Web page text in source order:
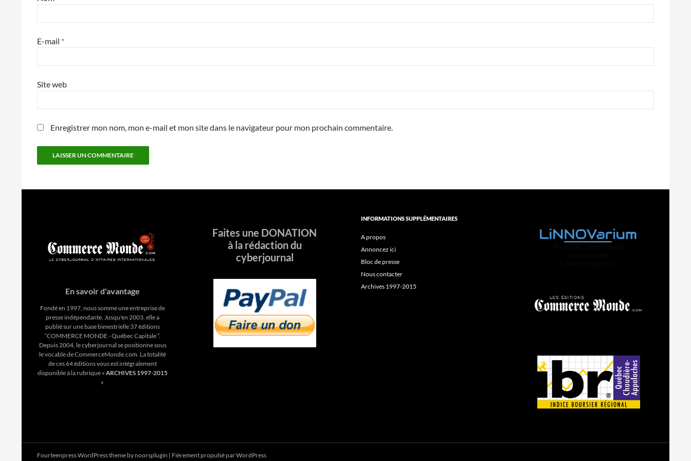
E-mail *
Site web
Enregistrer mon nom, mon e-mail et mon site dans le navigateur pour mon prochain commentaire.
En savoir d'avantage
Fondé en 1997, nous somme une entreprise de
presse indépendante. Jusqu'en 2003, elle a
publié sur une base bimestrielle 37 éditions
“COMMERCE MONDE - Québec Capitale ”.
Depuis 2004, le cyberjournal se positionne sous
le vocable de CommerceMonde.com. La totalité
de ces 64 éditions vous est intégralement
disponible à la rubrique « ARCHIVES 1997-2015
».
Faites une DONATION
à la rédaction du
cyberjournal
INFORMATIONS SUPPLÉMENTAIRES
A propos
Annoncez ici
Bloc de presse
Nous contacter
Archives 1997-2015
Fourteenpress WordPress theme by noorsplugin | Fièrement propulsé par WordPress